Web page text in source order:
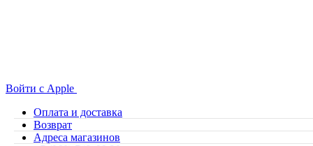
Войти с Apple
Оплата и доставка
Возврат
Адреса магазинов